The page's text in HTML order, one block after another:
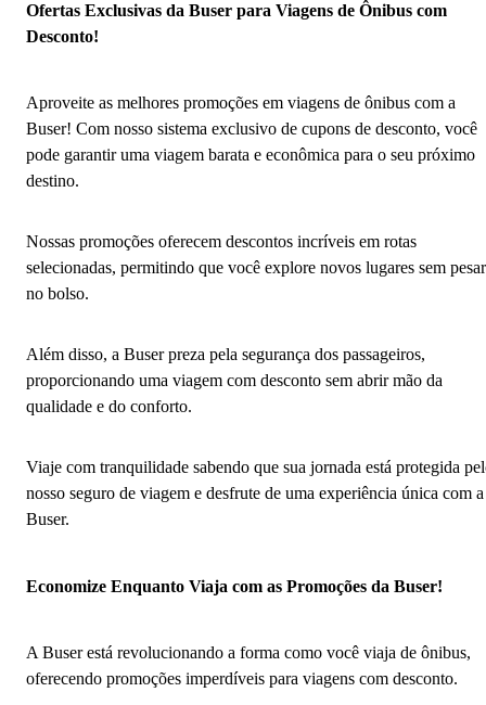
Ofertas Exclusivas da Buser para Viagens de Ônibus com
Desconto!
Aproveite as melhores promoções em viagens de ônibus com a
Buser! Com nosso sistema exclusivo de cupons de desconto, você
pode garantir uma viagem barata e econômica para o seu próximo
destino.
Nossas promoções oferecem descontos incríveis em rotas
selecionadas, permitindo que você explore novos lugares sem pesar
no bolso.
Além disso, a Buser preza pela segurança dos passageiros,
proporcionando uma viagem com desconto sem abrir mão da
qualidade e do conforto.
Viaje com tranquilidade sabendo que sua jornada está protegida
nosso seguro de viagem e desfrute de uma experiência única com a
Buser.
Economize Enquanto Viaja com as Promoções da Buser!
A Buser está revolucionando a forma como você viaja de ônibus,
oferecendo promoções imperdíveis para viagens com desconto.